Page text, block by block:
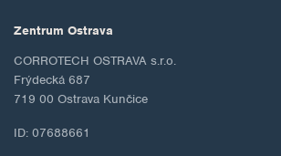
Zentrum Ostrava
CORROTECH OSTRAVA s.r.o.
Frýdecká 687
719 00 Ostrava Kunčice
ID: 07688661